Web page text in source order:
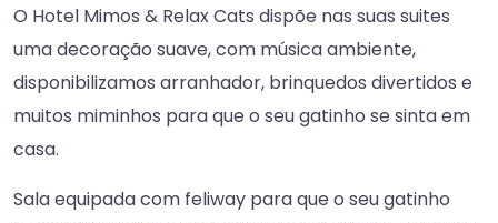
O Hotel Mimos & Relax Cats dispõe nas suas suites
uma decoração suave, com música ambiente,
disponibilizamos arranhador, brinquedos divertidos e
muitos miminhos para que o seu gatinho se sinta em
casa.
Sala equipada com feliway para que o seu gatinho